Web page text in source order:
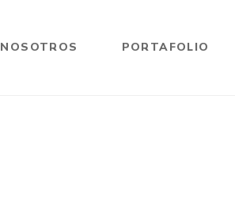
NOSOTROS PORTAFOLIO